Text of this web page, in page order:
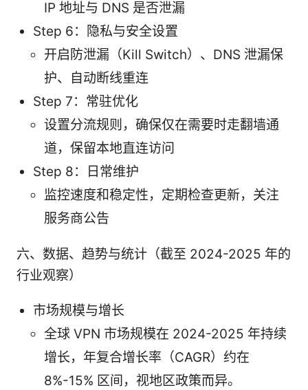
IP 地址与 DNS 是否泄漏
Step 6：隐私与安全设置
开启防泄漏（Kill Switch）、DNS 泄漏保
护、自动断线重连
Step 7：常驻优化
设置分流规则，确保仅在需要时走翻墙通
道，保留本地直连访问
Step 8：日常维护
监控速度和稳定性，定期检查更新，关注
服务商公告
六、数据、趋势与统计（截至 2024-2025 年的
行业观察）
市场规模与增长
全球 VPN 市场规模在 2024-2025 年持续
增长，年复合增长率（CAGR）约在
8%-15% 区间，视地区政策而异。